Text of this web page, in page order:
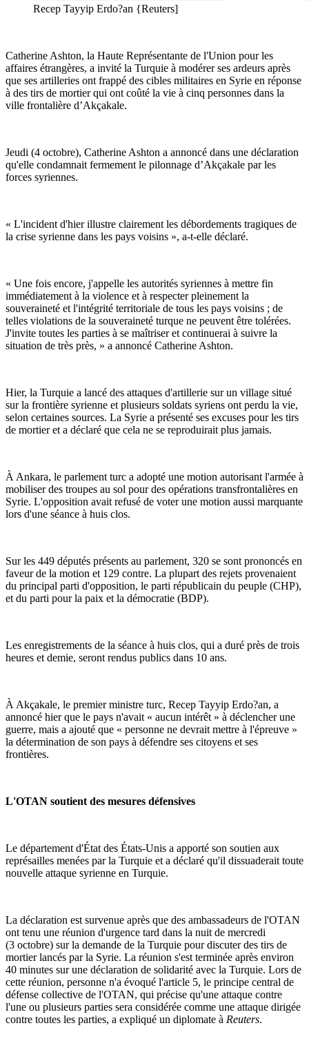
Recep Tayyip Erdo?an {Reuters]
Catherine Ashton, la Haute Représentante de l'Union pour les
affaires étrangères, a invité la Turquie à modérer ses ardeurs après
que ses artilleries ont frappé des cibles militaires en Syrie en réponse
à des tirs de mortier qui ont coûté la vie à cinq personnes dans la
ville frontalière d’Akçakale.
Jeudi (4 octobre), Catherine Ashton a annoncé dans une déclaration
qu'elle condamnait fermement le pilonnage d’Akçakale par les
forces syriennes.
« L'incident d'hier illustre clairement les débordements tragiques de
la crise syrienne dans les pays voisins », a-t-elle déclaré.
« Une fois encore, j'appelle les autorités syriennes à mettre fin
immédiatement à la violence et à respecter pleinement la
souveraineté et l'intégrité territoriale de tous les pays voisins ; de
telles violations de la souveraineté turque ne peuvent être tolérées.
J'invite toutes les parties à se maîtriser et continuerai à suivre la
situation de très près, » a annoncé Catherine Ashton.
Hier, la Turquie a lancé des attaques d'artillerie sur un village situé
sur la frontière syrienne et plusieurs soldats syriens ont perdu la vie,
selon certaines sources. La Syrie a présenté ses excuses pour les tirs
de mortier et a déclaré que cela ne se reproduirait plus jamais.
À Ankara, le parlement turc a adopté une motion autorisant l'armée à
mobiliser des troupes au sol pour des opérations transfrontalières en
Syrie. L'opposition avait refusé de voter une motion aussi marquante
lors d'une séance à huis clos.
Sur les 449 députés présents au parlement, 320 se sont prononcés en
faveur de la motion et 129 contre. La plupart des rejets provenaient
du principal parti d'opposition, le parti républicain du peuple (CHP),
et du parti pour la paix et la démocratie (BDP).
Les enregistrements de la séance à huis clos, qui a duré près de trois
heures et demie, seront rendus publics dans 10 ans.
À Akçakale, le premier ministre turc, Recep Tayyip Erdo?an, a
annoncé hier que le pays n'avait « aucun intérêt » à déclencher une
guerre, mais a ajouté que « personne ne devrait mettre à l'épreuve »
la détermination de son pays à défendre ses citoyens et ses
frontières.
L'OTAN soutient des mesures défensives
Le département d'État des États-Unis a apporté son soutien aux
représailles menées par la Turquie et a déclaré qu'il dissuaderait toute
nouvelle attaque syrienne en Turquie.
La déclaration est survenue après que des ambassadeurs de l'OTAN
ont tenu une réunion d'urgence tard dans la nuit de mercredi
(3 octobre) sur la demande de la Turquie pour discuter des tirs de
mortier lancés par la Syrie. La réunion s'est terminée après environ
40 minutes sur une déclaration de solidarité avec la Turquie. Lors de
cette réunion, personne n'a évoqué l'article 5, le principe central de
défense collective de l'OTAN, qui précise qu'une attaque contre
l'une ou plusieurs parties sera considérée comme une attaque dirigée
contre toutes les parties, a expliqué un diplomate à Reuters.